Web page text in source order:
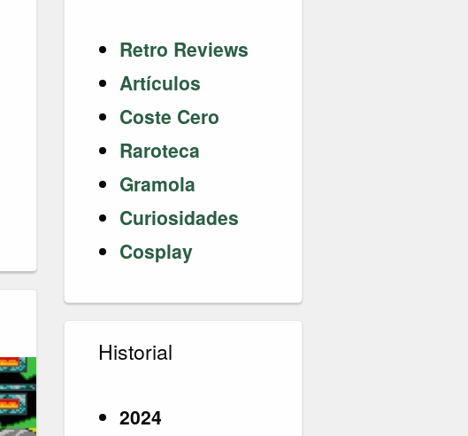
Retro Reviews
Artículos
Coste Cero
Raroteca
Gramola
Curiosidades
Cosplay
Historial
2024